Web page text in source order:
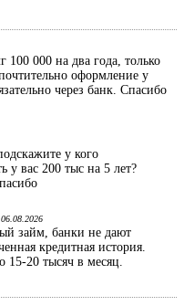
000 на два года, только
оформление у
через банк. Спасибо
у кого
у вас 200 тыс на 5 лет?
06.08.2026
займ, банки не дают
кредитная история.
15-20 тысяч в месяц.